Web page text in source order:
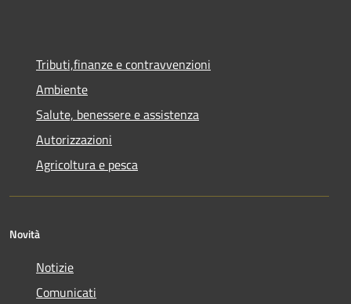
Tributi,finanze e contravvenzioni
Ambiente
Salute, benessere e assistenza
Autorizzazioni
Agricoltura e pesca
Novità
Notizie
Comunicati